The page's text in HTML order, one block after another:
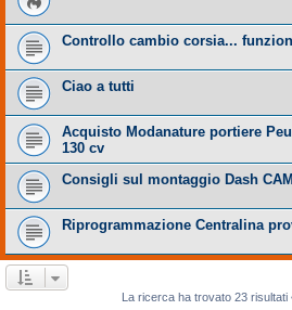
Controllo cambio corsia...
Ciao a tutti
Acquisto Modanature portiere
130 cv
Consigli sul montaggio Dash CAM
Riprogrammazione Centralina
La ricerca ha trovato 23 risultati